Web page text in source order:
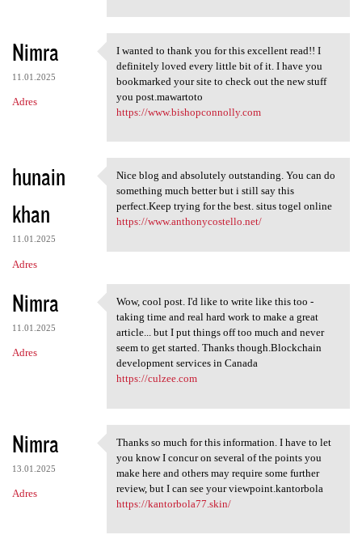
Nimra
11.01.2025
Adres
I wanted to thank you for
I wanted to thank you for this excellent read!! I
definitely loved every little bit of it. I have you
bookmarked your site to check out the new stuff
you post.mawartoto
https://www.bishopconnolly.com
hunain
khan
11.01.2025
Adres
Nice blog and absolutely
Nice blog and absolutely outstanding. You can do
something much better but i still say this
perfect.Keep trying for the best. situs togel online
https://www.anthonycostello.net/
Nimra
11.01.2025
Adres
Wow, cool post. I'd like to
Wow, cool post. I'd like to write like this too -
taking time and real hard work to make a great
article... but I put things off too much and never
seem to get started. Thanks though.Blockchain
development services in Canada
https://culzee.com
Nimra
13.01.2025
Adres
Thanks so much for this
Thanks so much for this information. I have to let
you know I concur on several of the points you
make here and others may require some further
review, but I can see your viewpoint.kantorbola
https://kantorbola77.skin/